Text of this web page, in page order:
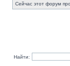
Сейчас этот форум
Найти: